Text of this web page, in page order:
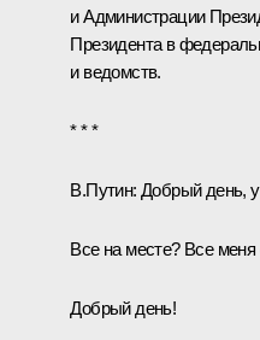
и Администрации
Президента в
и ведомств.
* * *
В.Путин: Добрый день,
Все на месте? Все
Добрый день!